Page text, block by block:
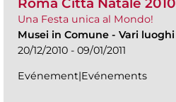
Roma Città Natale 2010
Una Festa unica al Mondo!
Musei in Comune - Vari luoghi
20/12/2010 - 09/01/2011
Evénement|Evénements